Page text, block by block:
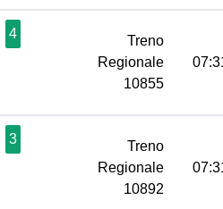
4
Treno
Regionale
10855
3
Treno
Regionale
10892